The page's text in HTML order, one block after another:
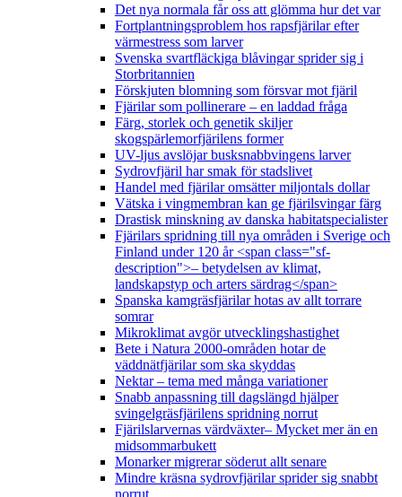
Det nya normala får oss att glömma hur det var
Fortplantningsproblem hos rapsfjärilar efter
värmestress som larver
Svenska svartfläckiga blåvingar sprider sig i
Storbritannien
Förskjuten blomning som försvar mot fjäril
Fjärilar som pollinerare – en laddad fråga
Färg, storlek och genetik skiljer
skogspärlemorfjärilens former
UV-ljus avslöjar busksnabbvingens larver
Sydrovfjäril har smak för stadslivet
Handel med fjärilar omsätter miljontals dollar
Vätska i vingmembran kan ge fjärilsvingar färg
Drastisk minskning av danska habitatspecialister
Fjärilars spridning till nya områden i Sverige och
Finland under 120 år <span class="sf-
description">– betydelsen av klimat,
landskapstyp och arters särdrag</span>
Spanska kamgräsfjärilar hotas av allt torrare
somrar
Mikroklimat avgör utvecklingshastighet
Bete i Natura 2000-områden hotar de
väddnätfjärilar som ska skyddas
Nektar – tema med många variationer
Snabb anpassning till dagslängd hjälper
svingelgräsfjärilens spridning norrut
Fjärilslarvernas värdväxter– Mycket mer än en
midsommarbukett
Monarker migrerar söderut allt senare
Mindre kräsna sydrovfjärilar sprider sig snabbt
norrut